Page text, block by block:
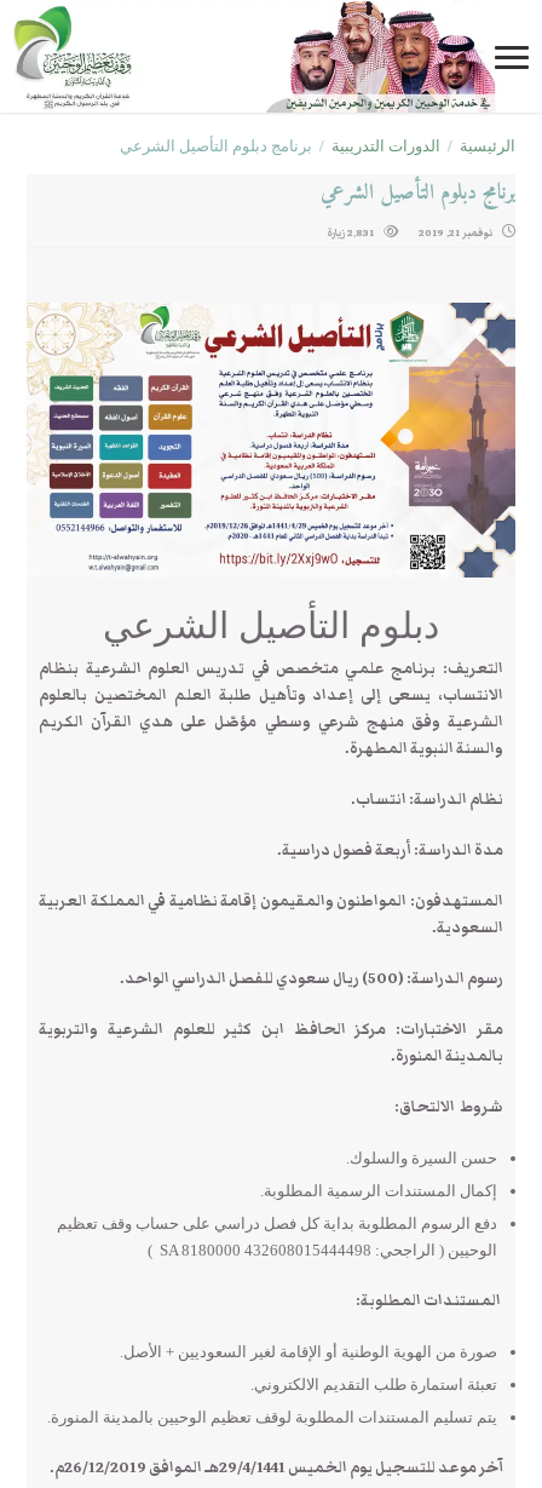
الرئيسية / الدورات التدريبية / برنامج دبلوم التأصيل الشرعي
برنامج دبلوم التأصيل الشرعي
نوفمبر 21, 2019 2,831 زيارة
دبلوم التأصيل الشرعي
التعريف: برنامج علمي متخصص في تدريس العلوم الشرعية بنظام
الانتساب، يسعى إلى إعداد وتأهيل طلبة العلم المختصين بالعلوم
الشرعية وفق منهج شرعي وسطي مؤصّل على هدي القرآن الكريم
والسنة النبوية المطهرة.
نظام الدراسة: انتساب.
مدة الدراسة: أربعة فصول دراسية.
المستهدفون: المواطنون والمقيمون إقامة نظامية في المملكة العربية
السعودية.
رسوم الدراسة: (500) ريال سعودي للفصل الدراسي الواحد.
مقر الاختبارات: مركز الحافظ ابن كثير للعلوم الشرعية والتربوية
بالمدينة المنورة.
شروط الالتحاق:
حسن السيرة والسلوك.
إكمال المستندات الرسمية المطلوبة.
دفع الرسوم المطلوبة بداية كل فصل دراسي على حساب وقف تعظيم
الوحيين ( الراجحي: SA 8180000 432608015444498 )
المستندات المطلوبة:
صورة من الهوية الوطنية أو الإقامة لغير السعوديين + الأصل.
تعبئة استمارة طلب التقديم الالكتروني.
يتم تسليم المستندات المطلوبة لوقف تعظيم الوحيين بالمدينة المنورة.
آخر موعد للتسجيل يوم الخميس 29/4/1441هـ الموافق 26/12/2019م.